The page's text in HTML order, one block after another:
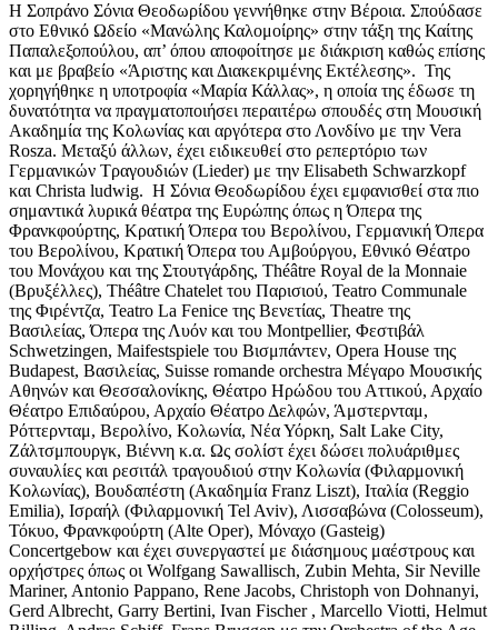
Η Σοπράνο Σόνια Θεοδωρίδου γεννήθηκε στην Βέροια. Σπούδασε
στο Εθνικό Ωδείο «Μανώλης Καλομοίρης» στην τάξη της Καίτης
Παπαλεξοπούλου, απ’ όπου αποφοίτησε με διάκριση καθώς επίσης
και με βραβείο «Άριστης και Διακεκριμένης Εκτέλεσης». Της
χορηγήθηκε η υποτροφία «Μαρία Κάλλας», η οποία της έδωσε τη
δυνατότητα να πραγματοποιήσει περαιτέρω σπουδές στη Μουσική
Ακαδημία της Κολωνίας και αργότερα στο Λονδίνο με την Vera
Rosza. Μεταξύ άλλων, έχει ειδικευθεί στο ρεπερτόριο των
Γερμανικών Τραγουδιών (Lieder) με την Elisabeth Schwarzkopf
και Christa ludwig. Η Σόνια Θεοδωρίδου έχει εμφανισθεί στα πιο
σημαντικά λυρικά θέατρα της Ευρώπης όπως η Όπερα της
Φρανκφούρτης, Κρατική Όπερα του Βερολίνου, Γερμανική Όπερα
του Βερολίνου, Κρατική Όπερα του Αμβούργου, Εθνικό Θέατρο
του Μονάχου και της Στουτγάρδης, Théâtre Royal de la Monnaie
(Βρυξέλλες), Théâtre Chatelet του Παρισιού, Teatro Communale
της Φιρέντζα, Teatro La Fenice της Βενετίας, Theatre της
Βασιλείας, Όπερα της Λυόν και του Montpellier, Φεστιβάλ
Schwetzingen, Maifestspiele του Βισμπάντεν, Opera House της
Budapest, Βασιλείας, Suisse romande orchestra Μέγαρο Μουσικής
Αθηνών και Θεσσαλονίκης, Θέατρο Ηρώδου του Αττικού, Αρχαίο
Θέατρο Επιδαύρου, Αρχαίο Θέατρο Δελφών, Άμστερνταμ,
Ρόττερνταμ, Βερολίνο, Κολωνία, Νέα Υόρκη, Salt Lake City,
Ζάλτσμπουργκ, Βιέννη κ.α. Ως σολίστ έχει δώσει πολυάριθμες
συναυλίες και ρεσιτάλ τραγουδιού στην Κολωνία (Φιλαρμονική
Κολωνίας), Βουδαπέστη (Ακαδημία Franz Liszt), Ιταλία (Reggio
Emilia), Ισραήλ (Φιλαρμονική Tel Aviv), Λισσαβώνα (Colosseum),
Τόκυο, Φρανκφούρτη (Alte Oper), Μόναχο (Gasteig)
Concertgebow και έχει συνεργαστεί με διάσημους μαέστρους και
ορχήστρες όπως οι Wolfgang Sawallisch, Zubin Mehta, Sir Neville
Mariner, Antonio Pappano, Rene Jacobs, Christoph von Dohnanyi,
Gerd Albrecht, Garry Bertini, Ivan Fischer , Marcello Viotti, Helmut